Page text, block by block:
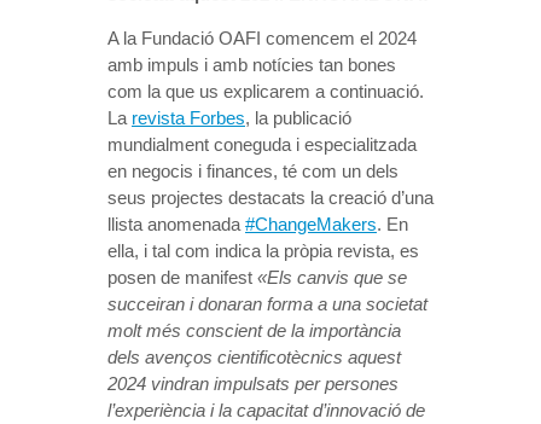
A la Fundació OAFI comencem el 2024
amb impuls i amb notícies tan bones
com la que us explicarem a continuació.
La revista Forbes, la publicació
mundialment coneguda i especialitzada
en negocis i finances, té com un dels
seus projectes destacats la creació d’una
llista anomenada#ChangeMakers. En
ella, i tal com indica la pròpia revista, es
posen de manifest «Els canvis que se
succeiran i donaran forma a una societat
molt més conscient de la importància
dels avenços cientificotècnics aquest
2024 vindran impulsats per persones
l’experiència i la capacitat d’innovació de